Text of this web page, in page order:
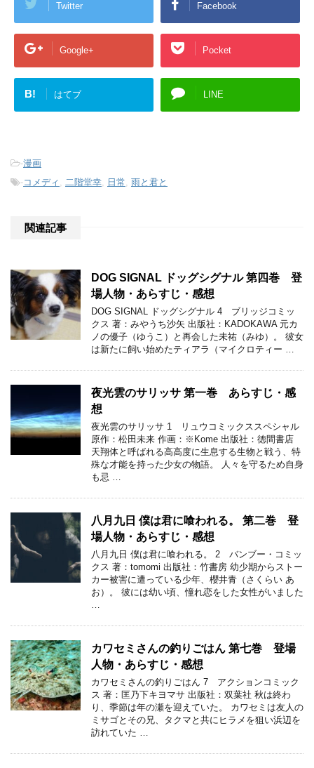
Twitter Facebook
Google+ Pocket
B! はてブ LINE
-漫画
-コメディ 二階堂幸 日常 雨と君と
関連記事
DOG SIGNAL ドッグシグナル 第四巻 登
場人物・あらすじ・感想
DOG SIGNAL ドッグシグナル 4 ブリッジコミッ
クス 著：みやうち沙矢 出版社：KADOKAWA 元カ
ノの優子（ゆうこ）と再会した未祐（みゆ）。 彼女
は新たに飼い始めたティアラ（マイクロティー …
夜光雲のサリッサ 第一巻 あらすじ・感
想
夜光雲のサリッサ 1 リュウコミックススペシャル
原作：松田未来 作画：※Kome 出版社：徳間書店
天翔体と呼ばれる高高度に生息する生物と戦う、特
殊な才能を持った少女の物語。 人々を守るため自身
も忌 …
八月九日 僕は君に喰われる。 第二巻 登
場人物・あらすじ・感想
八月九日 僕は君に喰われる。 2 バンブー・コミッ
クス 著：tomomi 出版社：竹書房 幼少期からストー
カー被害に遭っている少年、櫻井青（さくらい あ
お）。 彼には幼い頃、憧れ恋をした女性がいました
カワセミさんの釣りごはん 第七巻 登場
人物・あらすじ・感想
カワセミさんの釣りごはん 7 アクションコミック
ス 著：匡乃下キヨマサ 出版社：双葉社 秋は終わ
り、季節は年の瀬を迎えていた。 カワセミは友人の
ミサゴとその兄、タクマと共にヒラメを狙い浜辺を
訪れていた …